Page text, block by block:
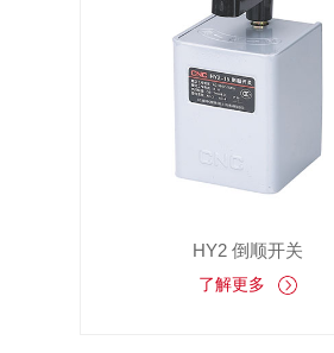
HY2 倒顺开关
了解更多